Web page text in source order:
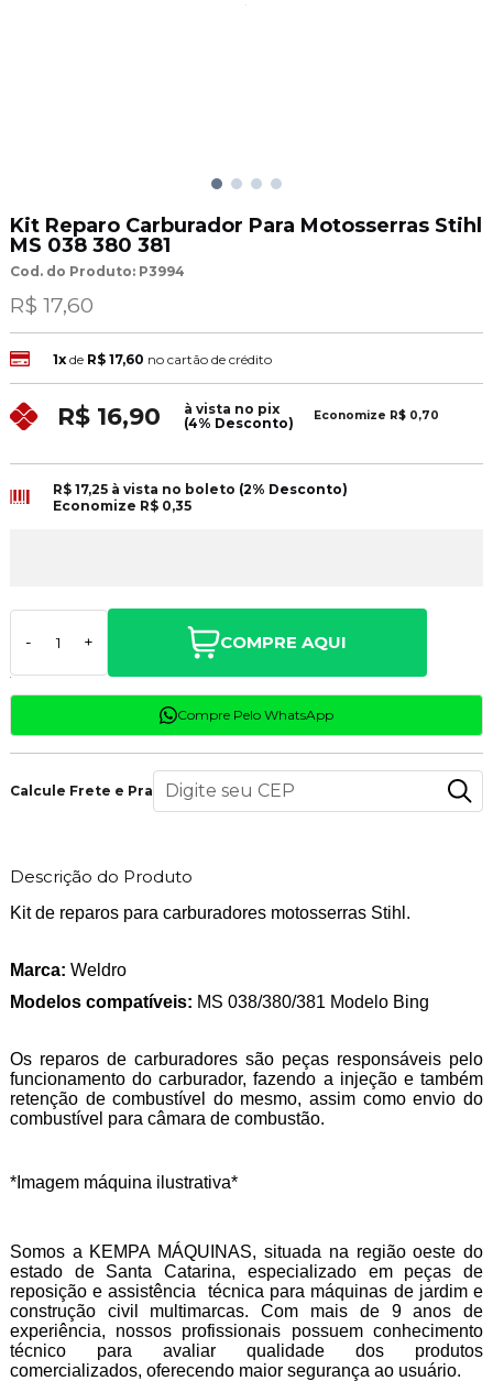
Kit Reparo Carburador Para Motosserras Stihl
MS 038 380 381
Cod. do Produto: P3994
R$ 17,60
1xde R$ 17,60 no cartão de crédito
R$ 16,90
à vista no pix
(4% Desconto)
Economize R$ 0,70
R$ 17,25 à vista no boleto (2% Desconto)
Economize R$ 0,35
- + COMPRE AQUI
Compre Pelo WhatsApp
Calcule Frete e Prazo
Descrição do Produto
Kit de reparos para carburadores motosserras Stihl.
Marca: Weldro
Modelos compatíveis: MS 038/380/381 Modelo Bing
Os reparos de carburadores são peças responsáveis pelo
funcionamento do carburador, fazendo a injeção e também
retenção de combustível do mesmo, assim como envio do
combustível para câmara de combustão.
*Imagem máquina ilustrativa*
Somos a KEMPA MÁQUINAS, situada na região oeste do
estado de Santa Catarina, especializado em peças de
reposição e assistência técnica para máquinas de jardim e
construção civil multimarcas. Com mais de 9 anos de
experiência, nossos profissionais possuem conhecimento
técnico para avaliar qualidade dos produtos
comercializados, oferecendo maior segurança ao usuário.